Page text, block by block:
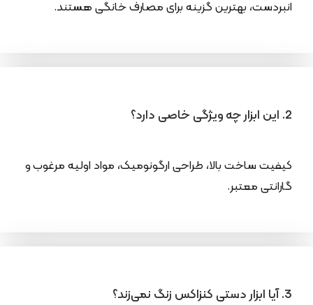
انبردست، بهترین گزینه برای مصارف خانگی هستند.
2. این ابزار چه ویژگی خاصی دارد؟
کیفیت ساخت بالا، طراحی ارگونومیک، مواد اولیه مرغوب و
گارانتی معتبر.
3. آیا ابزار دستی کنزاکس زنگ نمی‌زند؟